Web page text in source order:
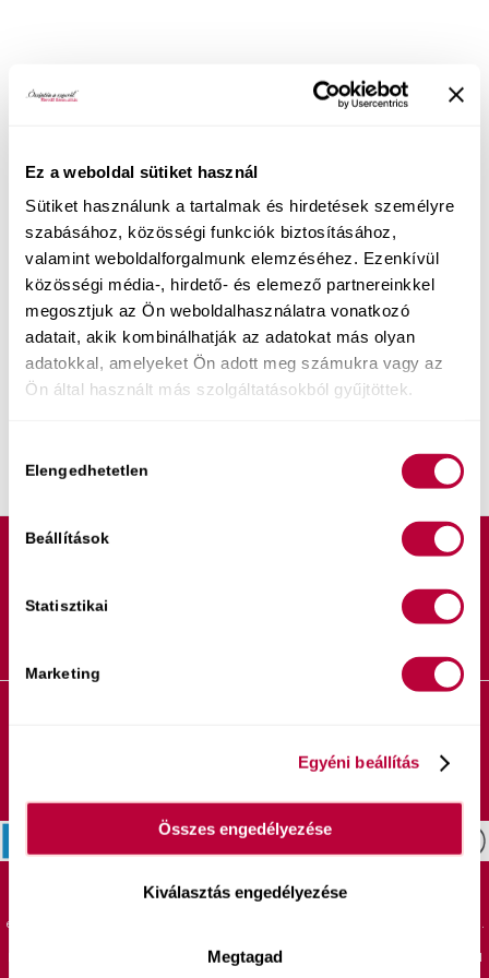
Ez a weboldal sütiket használ
Sütiket használunk a tartalmak és hirdetések személyre
szabásához, közösségi funkciók biztosításához,
valamint weboldalforgalmunk elemzéséhez. Ezenkívül
közösségi média-, hirdető- és elemező partnereinkkel
megosztjuk az Ön weboldalhasználatra vonatkozó
adatait, akik kombinálhatják az adatokat más olyan
adatokkal, amelyeket Ön adott meg számukra vagy az
Ön által használt más szolgáltatásokból gyűjtöttek.
kiválasztása
Elengedhetetlen
Beállítások
Statisztikai
Marketing
Egyéni beállítás
Összes engedélyezése
Kiválasztás engedélyezése
Megtagad
Panaszkezelés Impresszum
A kényelmes és biztonságos online fizetést a Barion Payment Zrt. biztosítja, MNB
engedély száma: H-EN-I-1064/2013 Bankkártya adatai áruházunkhoz nem jutnak el.
Ez az oldal nem része a Facebook weboldalnak vagy Meta Ltd.-nek. Ez a weboldal